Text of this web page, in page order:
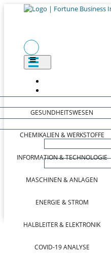
GESUNDHEITSWESEN
CHEMIKALIEN & WERKSTOFFE
INFORMATION & TECHNOLOGIE
MASCHINEN & ANLAGEN
ENERGIE & STROM
HALBLEITER & ELEKTRONIK
COVID-19 ANALYSE